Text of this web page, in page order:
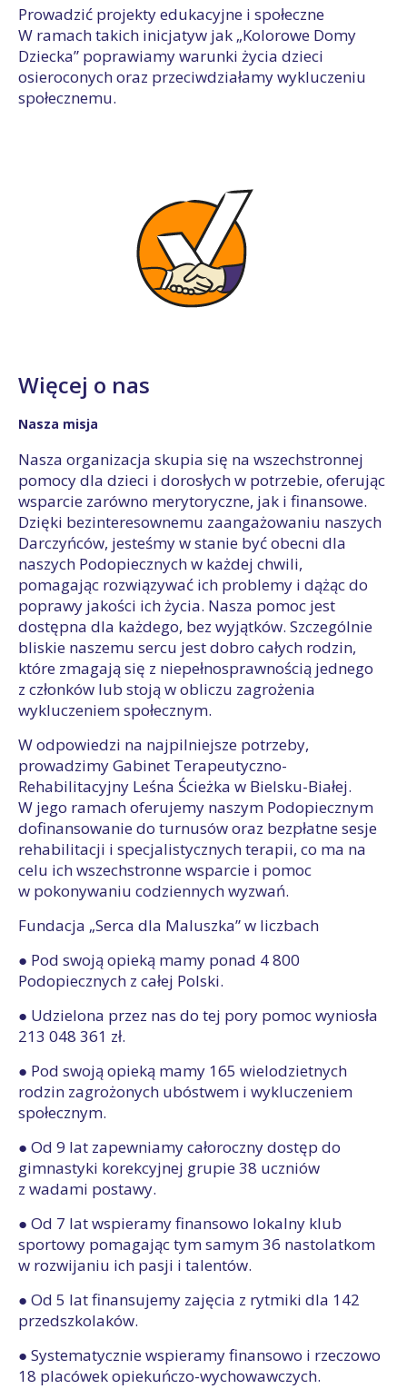
Prowadzić projekty edukacyjne i społeczne
W ramach takich inicjatyw jak „Kolorowe Domy
Dziecka” poprawiamy warunki życia dzieci
osieroconych oraz przeciwdziałamy wykluczeniu
społecznemu.
Więcej o nas
Nasza misja
Nasza organizacja skupia się na wszechstronnej
pomocy dla dzieci i dorosłych w potrzebie, oferując
wsparcie zarówno merytoryczne, jak i finansowe.
Dzięki bezinteresownemu zaangażowaniu naszych
Darczyńców, jesteśmy w stanie być obecni dla
naszych Podopiecznych w każdej chwili,
pomagając rozwiązywać ich problemy i dążąc do
poprawy jakości ich życia. Nasza pomoc jest
dostępna dla każdego, bez wyjątków. Szczególnie
bliskie naszemu sercu jest dobro całych rodzin,
które zmagają się z niepełnosprawnością jednego
z członków lub stoją w obliczu zagrożenia
wykluczeniem społecznym.
W odpowiedzi na najpilniejsze potrzeby,
prowadzimy Gabinet Terapeutyczno-
Rehabilitacyjny Leśna Ścieżka w Bielsku-Białej.
W jego ramach oferujemy naszym Podopiecznym
dofinansowanie do turnusów oraz bezpłatne sesje
rehabilitacji i specjalistycznych terapii, co ma na
celu ich wszechstronne wsparcie i pomoc
w pokonywaniu codziennych wyzwań.
Fundacja „Serca dla Maluszka” w liczbach
● Pod swoją opieką mamy ponad 4 800
Podopiecznych z całej Polski.
● Udzielona przez nas do tej pory pomoc wyniosła
213 048 361 zł.
● Pod swoją opieką mamy 165 wielodzietnych
rodzin zagrożonych ubóstwem i wykluczeniem
społecznym.
● Od 9 lat zapewniamy całoroczny dostęp do
gimnastyki korekcyjnej grupie 38 uczniów
z wadami postawy.
● Od 7 lat wspieramy finansowo lokalny klub
sportowy pomagając tym samym 36 nastolatkom
w rozwijaniu ich pasji i talentów.
● Od 5 lat finansujemy zajęcia z rytmiki dla 142
przedszkolaków.
● Systematycznie wspieramy finansowo i rzeczowo
18 placówek opiekuńczo-wychowawczych.